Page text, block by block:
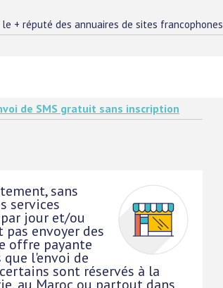
le + réputé des annuaires de sites francophones
de SMS gratuit sans inscription
sans
services
jour et/ou
envoyer des
offre payante
que l'envoi de
sont réservés à la
au Maroc ou partout dans